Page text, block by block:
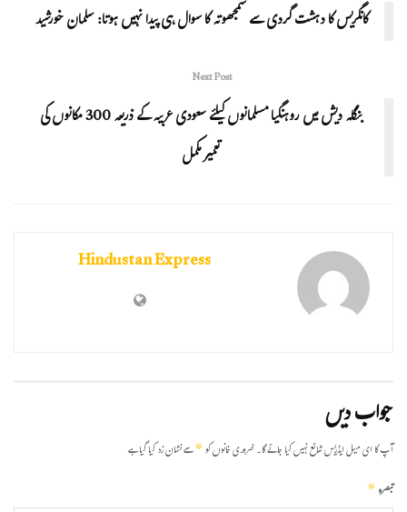
کانگریس کا دہشت گردی سے سمجھوتہ کا سوال ہی پیدا نہیں ہوتا: سلمان خورشید
Next Post
بنگلہ دیش میں روہنگیا مسلمانوں کیلئے سعودی عربیہ کے ذریعہ 300 مکانوں کی
تعمیر مکمل
Hindustan Express
جواب دیں
آپ کا ای میل ایڈریس شائع نہیں کیا جائے گا۔ضروری خانوں کو*سے نشان زد کیا گیا ہے
تبصرہ*